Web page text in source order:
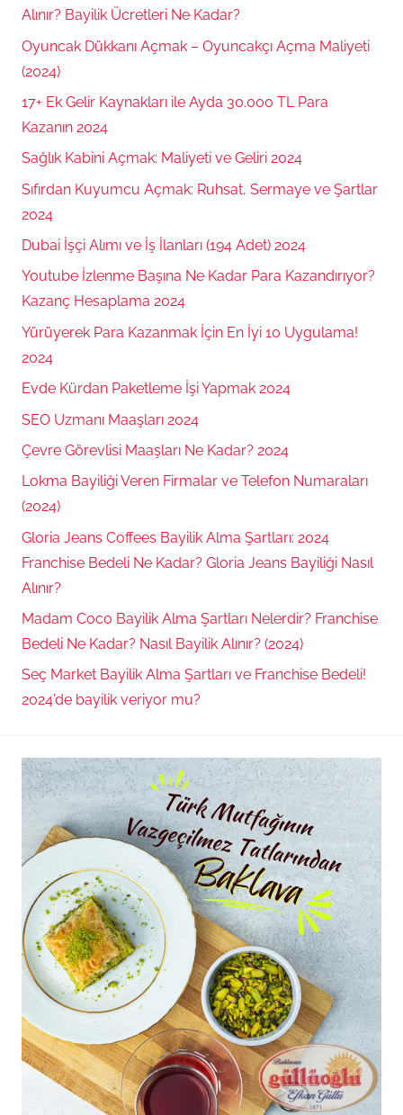
Alınır? Bayilik Ücretleri Ne Kadar?
Oyuncak Dükkanı Açmak – Oyuncakçı Açma Maliyeti
(2024)
17+ Ek Gelir Kaynakları ile Ayda 30.000 TL Para
Kazanın 2024
Sağlık Kabini Açmak: Maliyeti ve Geliri 2024
Sıfırdan Kuyumcu Açmak: Ruhsat, Sermaye ve Şartlar
2024
Dubai İşçi Alımı ve İş İlanları (194 Adet) 2024
Youtube İzlenme Başına Ne Kadar Para Kazandırıyor?
Kazanç Hesaplama 2024
Yürüyerek Para Kazanmak İçin En İyi 10 Uygulama!
2024
Evde Kürdan Paketleme İşi Yapmak 2024
SEO Uzmanı Maaşları 2024
Çevre Görevlisi Maaşları Ne Kadar? 2024
Lokma Bayiliği Veren Firmalar ve Telefon Numaraları
(2024)
Gloria Jeans Coffees Bayilik Alma Şartları: 2024
Franchise Bedeli Ne Kadar? Gloria Jeans Bayiliği Nasıl
Alınır?
Madam Coco Bayilik Alma Şartları Nelerdir? Franchise
Bedeli Ne Kadar? Nasıl Bayilik Alınır? (2024)
Seç Market Bayilik Alma Şartları ve Franchise Bedeli!
2024’de bayilik veriyor mu?